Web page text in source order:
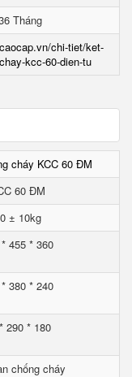
Tháng
chi-tiet/ket-
kcc-60-dien-tu
cháy KCC 60 ĐM
60 ĐM
± 10kg
455 * 360
380 * 240
290 * 180
chống cháy